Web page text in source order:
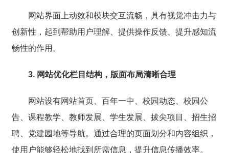
网站界面上动效和模块交互流畅，具有视觉冲击力与
创新性，起到帮助用户理解、提供操作反馈、提升感知流
畅性的作用。
3. 网站优化栏目结构，版面布局清晰合理
网站设有网站首页、百年一中、校园动态、校园公
告、课程教学、教师发展、学生发展、拔尖项目、招生招
聘、党建园地等导航。 通过合理的页面划分和内容组织，
使用户能够轻松地找到所需信息，提升信息传播效率。